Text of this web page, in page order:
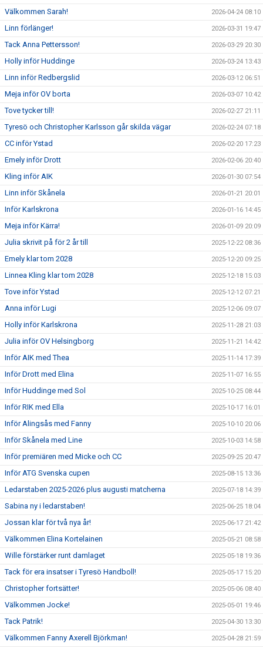
Välkommen Sarah! 2026-04-24 08:10
Linn förlänger! 2026-03-31 19:47
Tack Anna Pettersson! 2026-03-29 20:30
Holly inför Huddinge 2026-03-24 13:43
Linn inför Redbergslid 2026-03-12 06:51
Meja inför OV borta 2026-03-07 10:42
Tove tycker till! 2026-02-27 21:11
Tyresö och Christopher Karlsson går skilda vägar 2026-02-24 07:18
CC inför Ystad 2026-02-20 17:23
Emely inför Drott 2026-02-06 20:40
Kling inför AIK 2026-01-30 07:54
Linn inför Skånela 2026-01-21 20:01
Inför Karlskrona 2026-01-16 14:45
Meja inför Kärra! 2026-01-09 20:09
Julia skrivit på för 2 år till 2025-12-22 08:36
Emely klar tom 2028 2025-12-20 09:25
Linnea Kling klar tom 2028 2025-12-18 15:03
Tove inför Ystad 2025-12-12 07:21
Anna inför Lugi 2025-12-06 09:07
Holly inför Karlskrona 2025-11-28 21:03
Julia inför OV Helsingborg 2025-11-21 14:42
Inför AIK med Thea 2025-11-14 17:39
Inför Drott med Elina 2025-11-07 16:55
Inför Huddinge med Sol 2025-10-25 08:44
Inför RIK med Ella 2025-10-17 16:01
Inför Alingsås med Fanny 2025-10-10 20:06
Inför Skånela med Line 2025-10-03 14:58
Inför premiären med Micke och CC 2025-09-25 20:47
Inför ATG Svenska cupen 2025-08-15 13:36
Ledarstaben 2025-2026 plus augusti matcherna 2025-07-18 14:39
Sabina ny i ledarstaben! 2025-06-25 18:04
Jossan klar för två nya år! 2025-06-17 21:42
Välkommen Elina Kortelainen 2025-05-21 08:58
Wille förstärker runt damlaget 2025-05-18 19:36
Tack för era insatser i Tyresö Handboll! 2025-05-17 15:20
Christopher fortsätter! 2025-05-06 08:40
Välkommen Jocke! 2025-05-01 19:46
Tack Patrik! 2025-04-30 13:30
Välkommen Fanny Axerell Björkman! 2025-04-28 21:59